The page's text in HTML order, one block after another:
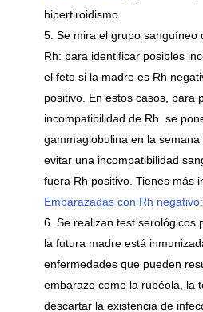
hipertiroidismo.
Se mira el grupo sanguíneo
Rh: para identificar posibles
el feto si la madre es Rh
positivo. En estos casos, para
incompatibilidad de Rh se
gammaglobulina en la
evitar una incompatibilidad
fuera Rh positivo. Tienes más
Embarazadas con Rh
Se realizan test serológicos
la futura madre está
enfermedades que pueden
embarazo como la rubéola, la
descartar la existencia de